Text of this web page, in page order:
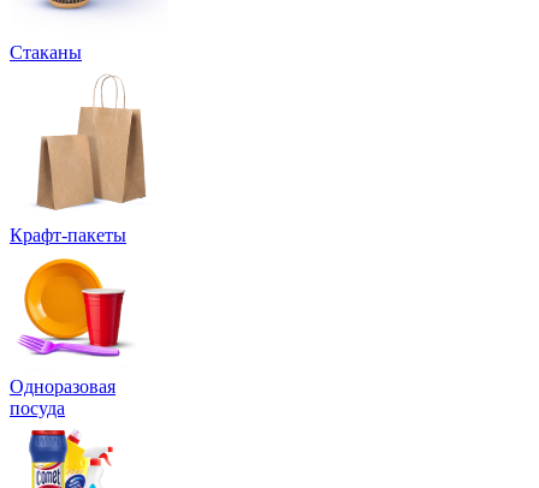
Стаканы
Крафт-пакеты
Одноразовая
посуда